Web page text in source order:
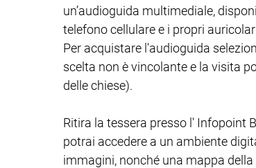
un’audioguida multimediale,
telefono cellulare e i propri
Per acquistare l'audioguida
scelta non è vincolante e la visita
delle chiese).
Ritira la tessera presso l' Infopoint
potrai accedere a un ambiente
immagini, nonché una mappa